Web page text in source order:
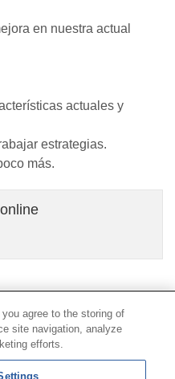
en nuestra actual
actuales y
estrategias.
más.
Zona Privada Comisión de
Zona Privada Proveedor
agree to the storing of
site navigation, analyze
efforts.